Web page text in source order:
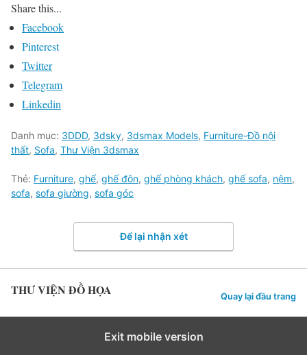
Share this...
Facebook
Pinterest
Twitter
Telegram
Linkedin
Danh mục: 3DDD, 3dsky, 3dsmax Models, Furniture-Đồ nội
thất, Sofa, Thư Viện 3dsmax
Thẻ: Furniture, ghế, ghế đôn, ghế phòng khách, ghế sofa, nệm,
sofa, sofa giường, sofa góc
Để lại nhận xét
THƯ VIỆN ĐỒ HỌA Quay lại đầu trang
Exit mobile version